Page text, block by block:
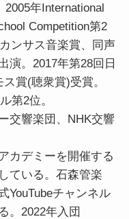
年International
Competition第2
ンサス音楽賞、同声
演。2017年第28回日
賞(聴衆賞)受賞。
第2位。
交響楽団、NHK交響
カデミーを開催する
ている。石森管楽
YouTubeチャンネル
。2022年入団​